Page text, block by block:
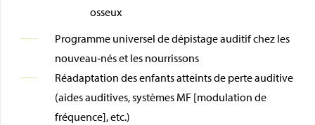
osseux
Programme universel de dépistage auditif chez les
nouveau‑nés et les nourrissons
Réadaptation des enfants atteints de perte auditive
(aides auditives, systèmes MF [modulation de
fréquence], etc.)